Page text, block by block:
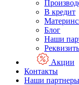
В кредит
Блог
Наши
Акции
Контакты
Наши партнеры